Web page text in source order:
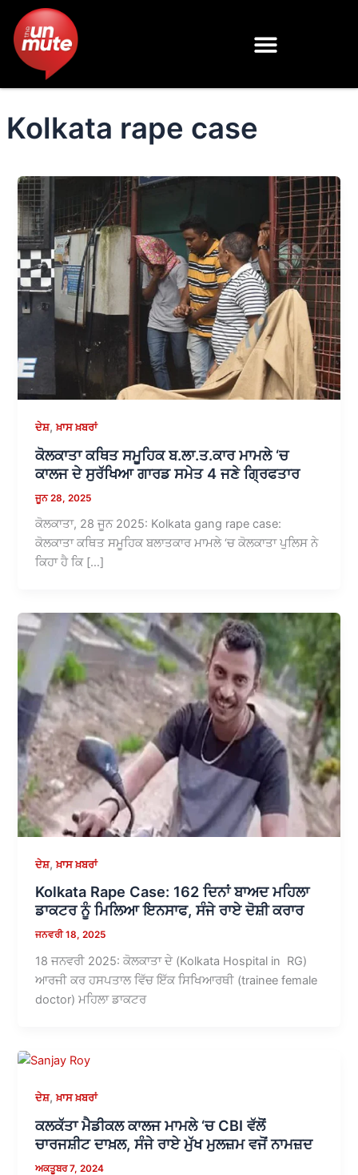
content
Kolkata rape case
ਦੇਸ਼,ਖ਼ਾਸ ਖ਼ਬਰਾਂ
ਕੋਲਕਾਤਾ ਕਥਿਤ ਸਮੂਹਿਕ ਬ.ਲਾ.ਤ.ਕਾਰ ਮਾਮਲੇ ‘ਚ
ਕਾਲਜ ਦੇ ਸੁਰੱਖਿਆ ਗਾਰਡ ਸਮੇਤ 4 ਜਣੇ ਗ੍ਰਿਫਤਾਰ
ਜੂਨ 28, 2025
ਕੋਲਕਾਤਾ, 28 ਜੂਨ 2025: Kolkata gang rape case:
ਕੋਲਕਾਤਾ ਕਥਿਤ ਸਮੂਹਿਕ ਬਲਾਤਕਾਰ ਮਾਮਲੇ ‘ਚ ਕੋਲਕਾਤਾ ਪੁਲਿਸ ਨੇ
ਕਿਹਾ ਹੈ ਕਿ […]
ਦੇਸ਼,ਖ਼ਾਸ ਖ਼ਬਰਾਂ
Kolkata Rape Case: 162 ਦਿਨਾਂ ਬਾਅਦ ਮਹਿਲਾ
ਡਾਕਟਰ ਨੂੰ ਮਿਲਿਆ ਇਨਸਾਫ, ਸੰਜੇ ਰਾਏ ਦੋਸ਼ੀ ਕਰਾਰ
ਜਨਵਰੀ 18, 2025
18 ਜਨਵਰੀ 2025: ਕੋਲਕਾਤਾ ਦੇ (Kolkata Hospital in RG)
ਆਰਜੀ ਕਰ ਹਸਪਤਾਲ ਵਿੱਚ ਇੱਕ ਸਿਖਿਆਰਥੀ (trainee female
doctor) ਮਹਿਲਾ ਡਾਕਟਰ
ਦੇਸ਼,ਖ਼ਾਸ ਖ਼ਬਰਾਂ
ਕਲਕੱਤਾ ਮੈਡੀਕਲ ਕਾਲਜ ਮਾਮਲੇ ‘ਚ CBI ਵੱਲੋਂ
ਚਾਰਜਸ਼ੀਟ ਦਾਖ਼ਲ, ਸੰਜੇ ਰਾਏ ਮੁੱਖ ਮੁਲਜ਼ਮ ਵਜੋਂ ਨਾਮਜ਼ਦ
ਅਕਤੂਬਰ 7, 2024